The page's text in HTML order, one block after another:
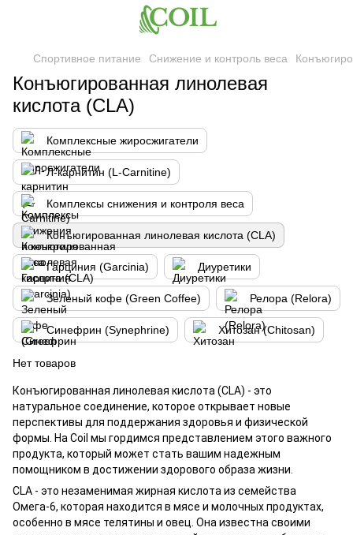
Спортивное питание Снижение и контроль веса
Конъюгированная линолевая
кислота (CLA)
Комплексные жиросжигатели
Л-карнитин (L-Carnitine)
Комплексы снижения и контроля веса
Конъюгированная линолевая кислота (CLA)
Гарциния (Garcinia) Диуретики
Зеленый кофе (Green Coffee) Релора (Relora)
Синефрин (Synephrine) Хитозан (Chitosan)
Нет товаров
Конъюгированная линолевая кислота (CLA) - это
натуральное соединение, которое открывает новые
перспективы для поддержания здоровья и физической
формы. На Coil мы гордимся представлением этого важного
продукта, который может стать вашим надежным
помощником в достижении здорового образа жизни.
CLA - это незаменимая жирная кислота из семейства
Омега-6, которая находится в мясе и молочных продуктах,
особенно в мясе телятины и овец. Она известна своими